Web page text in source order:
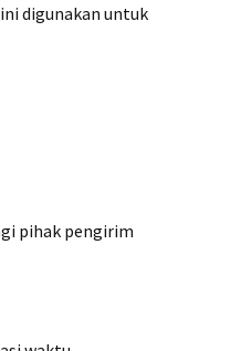
digunakan untuk
pihak pengirim